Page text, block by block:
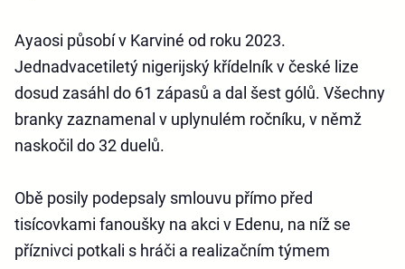
Ayaosi působí v Karviné od roku 2023.
Jednadvacetiletý nigerijský křídelník v české lize
dosud zasáhl do 61 zápasů a dal šest gólů. Všechny
branky zaznamenal v uplynulém ročníku, v němž
naskočil do 32 duelů.
Obě posily podepsaly smlouvu přímo před
tisícovkami fanoušky na akci v Edenu, na níž se
příznivci potkali s hráči a realizačním týmem